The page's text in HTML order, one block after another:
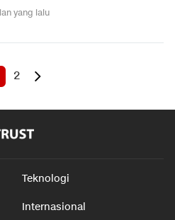
yang lalu
2
Teknologi
Internasional